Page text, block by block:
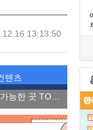
13:13:50
텐츠